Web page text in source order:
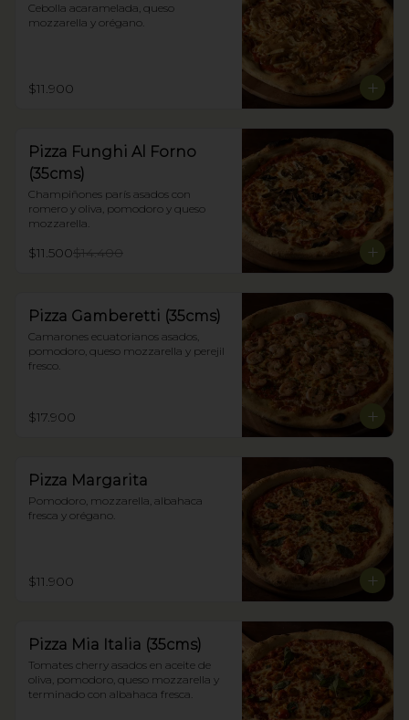
Cebolla acaramelada, queso
mozzarella y orégano.
$11.900
Pizza Funghi Al Forno
(35cms)
Champiñones parís asados con
romero y oliva, pomodoro y queso
mozzarella.
$11.500$14.400
Pizza Gamberetti (35cms)
Camarones ecuatorianos asados,
pomodoro, queso mozzarella y perejil
fresco.
$17.900
Pizza Margarita
Pomodoro, mozzarella, albahaca
fresca y orégano.
$11.900
Pizza Mia Italia (35cms)
Tomates cherry asados en aceite de
oliva, pomodoro, queso mozzarella y
terminado con albahaca fresca.